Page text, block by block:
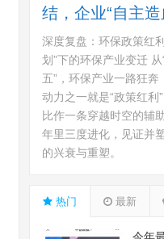
结，企业“自主
深度复盘：环保政策红
划”下的环保产业变迁 从
五”，环保产业一路狂
动力之一就是“政策红利
比作一条穿越时空的辅
年里三度进化，见证并
的兴衰与重塑。
热门 最新
今年